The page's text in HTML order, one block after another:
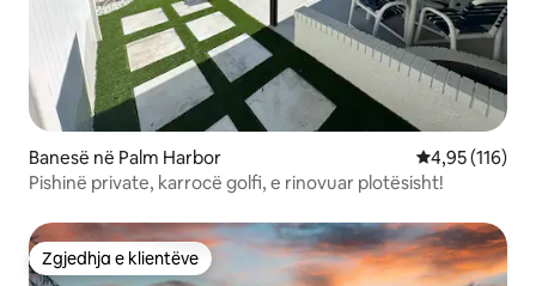
Banesë në Palm Harbor Vlerësimi
4,95 (116)
Pishinë private, karrocë golfi, e rinovuar plotësisht!
Zgjedhja e klientëve
Zgjedhja e klientëve